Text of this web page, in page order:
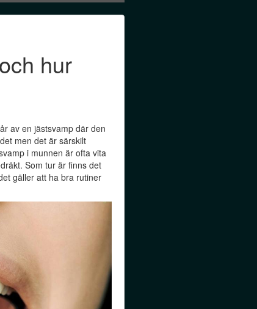
hur
av en jästsvamp där den
men det är särskilt
i munnen är ofta vita
Som tur är finns det
gäller att ha bra rutiner